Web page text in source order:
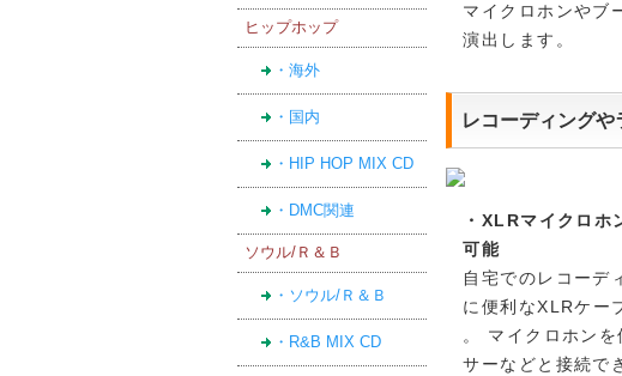
ヒップホップ
・海外
・国内
・HIP HOP MIX CD
・DMC関連
ソウル/Ｒ＆Ｂ
・ソウル/Ｒ＆Ｂ
・R&B MIX CD
マイクロホンやブ
演出します。
レコーディング
・XLRマイクロホ
可能
自宅でのレコーデ
に便利なXLRケー
。 マイクロホン
サーなどと接続で